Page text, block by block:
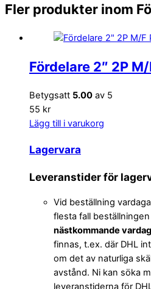
Fler produkter inom
Fördelare 2″ 2P M/
Betygsatt 5.00 av 5
55 kr
Lägg till i varukorg
Lagervara
Leveranstider för
Vid beställning
flesta fall
nästkommande vardag
finnas, t.ex. där DHL
om det av naturliga
avstånd. Ni kan söka
leveranstiderna för